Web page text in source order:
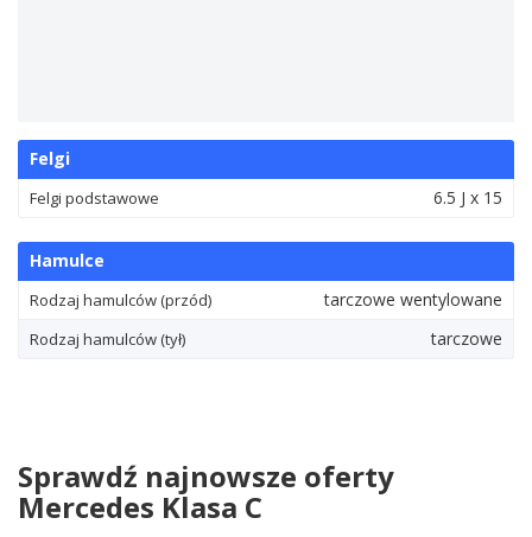
Felgi
Felgi podstawowe 6.5 J x 15
Hamulce
Rodzaj hamulców (przód) tarczowe wentylowane
Rodzaj hamulców (tył) tarczowe
Sprawdź najnowsze oferty
Mercedes Klasa C